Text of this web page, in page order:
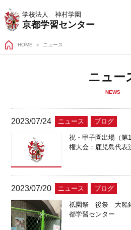
学校法人 神村学園
京都学習センター
HOME ニュース
ニュー
NEWS
2023/07/24 ニュース ブログ
祝・甲子園出場（第
権大会：鹿児島代表
2023/07/20 ニュース ブログ
祇園祭 後祭 大船
都学習センター